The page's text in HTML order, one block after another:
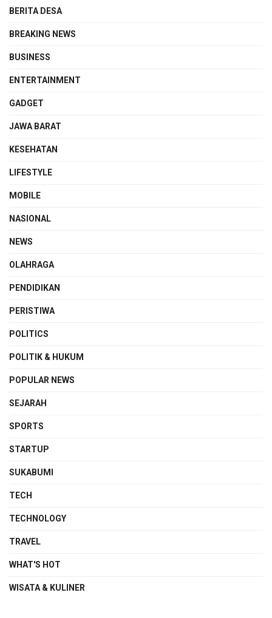
BERITA DESA
BREAKING NEWS
BUSINESS
ENTERTAINMENT
GADGET
JAWA BARAT
KESEHATAN
LIFESTYLE
MOBILE
NASIONAL
NEWS
OLAHRAGA
PENDIDIKAN
PERISTIWA
POLITICS
POLITIK & HUKUM
POPULAR NEWS
SEJARAH
SPORTS
STARTUP
SUKABUMI
TECH
TECHNOLOGY
TRAVEL
WHAT'S HOT
WISATA & KULINER